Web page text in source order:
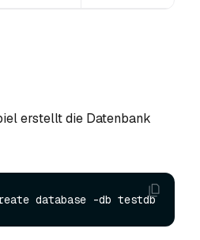
erstellt die Datenbank